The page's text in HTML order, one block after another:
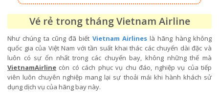
Vé rẻ trong tháng Vietnam Airline
Như chúng ta cũng đã biết Vietnam Airlineslà hãng hàng không
quốc gia của Việt Nam với tần suất khai thác các chuyến dài đặc và
luôn có sự ổn nhất trong các chuyến bay, không những thế mà
VietnamAirline còn có cách phục vụ chu đáo, nghiệp vụ của tiếp
viên luôn chuyên nghiệp mang lại sự thoải mái khi hành khách sử
dụng dịch vụ của hãng bay này.